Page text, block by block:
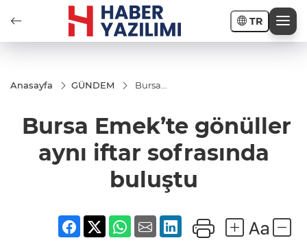
TR
Anasayfa GÜNDEM
Bursa
aynı iftar
sofrasında
Bursa Emek’te gönüller
aynı iftar sofrasında
buluştu